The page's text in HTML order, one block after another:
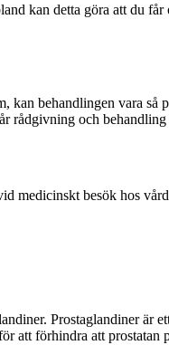
kan detta göra att du
behandlingen vara så
rådgivning och
medicinskt besök hos
Prostaglandiner är
att förhindra att prostatan